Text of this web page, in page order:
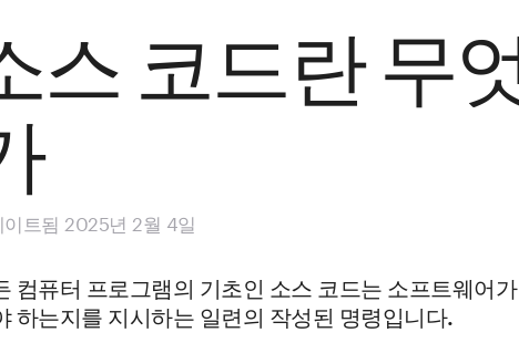
스 코드란 무
이트됨 2025년 2월 4일
컴퓨터 프로그램의 기초인 소스 코드는 소프트웨어
하는지를 지시하는 일련의 작성된 명령입니다.